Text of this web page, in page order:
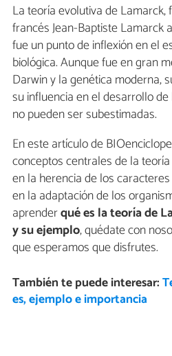
La teoría evolutiva de
francés Jean-Baptiste Lamarck
fue un punto de inflexión en el
biológica. Aunque fue en gran
Darwin y la genética moderna,
su influencia en el desarrollo
no pueden ser subestimadas.
En este artículo de
conceptos centrales de la
en la herencia de los
en la adaptación de los
aprenderqué es la teoría de
y su ejemplo, quédate con
que esperamos que disfrutes.
También te puede interesar:
es, ejemplo e importancia